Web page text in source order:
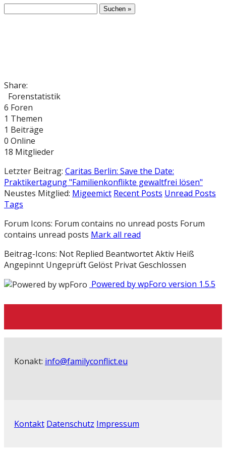
Share:
Forenstatistik
6 Foren
1 Themen
1 Beiträge
0 Online
18 Mitglieder
Letzter Beitrag: Caritas Berlin: Save the Date:
Praktikertagung "Familienkonflikte gewaltfrei lösen"
Neustes Mitglied: Migeemict Recent Posts Unread Posts
Tags
Forum Icons: Forum contains no unread posts Forum
contains unread posts Mark all read
Beitrag-Icons: Not Replied BeantwortetAktiv Heiß
Angepinnt UngeprüftGelöst PrivatGeschlossen
Powered by wpForo version 1.5.5
Konakt: info@familyconflict.eu
Kontakt Datenschutz Impressum